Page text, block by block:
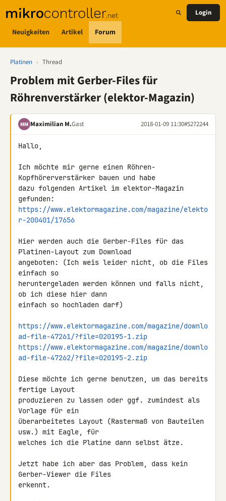
Neuigkeiten Artikel Forum
Login
Platinen › Thread
Problem mit Gerber-Files für
Röhrenverstärker (elektor-Magazin)
MM Maximilian M.Gast 2018-01-09 11:30#5272244
Hallo,
Ich möchte mir gerne einen Röhren-
Kopfhörerverstärker bauen und habe
dazu folgenden Artikel im elektor-Magazin
https://www.elektormagazine.com/magazine/elekto
r-200401/17656
Hier werden auch die Gerber-Files für das
Platinen-Layout zum Download
angeboten: (Ich weis leider nicht, ob die Files
einfach so
heruntergeladen werden können und falls nicht,
ob ich diese hier dann
einfach so hochladen darf)
https://www.elektormagazine.com/magazine/downlo
ad-file-47261/?file=020195-1.zip
https://www.elektormagazine.com/magazine/downlo
ad-file-47262/?file=020195-2.zip
Diese möchte ich gerne benutzen, um das bereits
fertige Layout
produzieren zu lassen oder ggf. zumindest als
Vorlage für ein
überarbeitetes Layout (Rastermaß von Bauteilen
usw.) mit Eagle, für
welches ich die Platine dann selbst ätze.
Jetzt habe ich aber das Problem, dass kein
Gerber-Viewer die Files
erkennt.